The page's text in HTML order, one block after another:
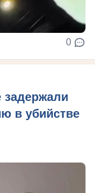
0
задержали
в убийстве